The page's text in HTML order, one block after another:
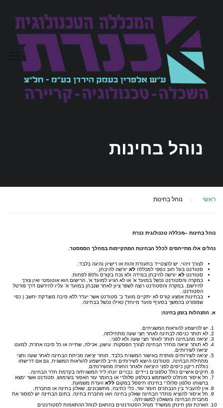
נוהל בחינות
ראשי נוהל בחינות
נוהל בחינות –מכללה טכנולוגית כנרת
נהלים אלו מתייחסים לכלל הבחינות המתקיימות במהלך הסמסטר.
לצורך זיהוי, יש להצטייד בתעודת זהות או רישיון נהיגה בלבד.
סטודנט בעל חוב כספי למכללה לא יורשה להיבחן.
סטודנט לא יורשה להיבחן במידה ולא נכח בקורס 80% לפחות.
במקרה והסטודנט נכשל במועד א’ או לא הגיע למועד א’, הרישום הוא אוטומטי ואין צורך
להירשם. במקרה והסטודנט רוצה לשפר ציון לאחר שנבחן במועד א’ עליו להירשם דרך פורטל
הסטודנט.
בבחינות אמצע קורס לא יתקיים מועד ב’ סטודנט אשר יעדר ללא סיבה מוצדקת יחשב ( כפי
שמפורט בהמשך בסעיף מועד מיוחד) כאילו נכשל בבחינה.
א. התנהלות בזמן בחינה:
יש להישמע להוראות המשגיחים.
לא תותר כניסה לבחינה לאחר חצי שעה מתחילתה.
יציאה מהבחינה תותר לאחר חצי שעה ולא לפני.
לא תותר יציאה מחדר הבחינה לצורך הפסקות: עישון, אכילה, שתייה או כל סיבה אחרת, למעט
יציאה לשירותים.
יציאה לשירותים מותרת באישור המשגיח בלבד. תותר יציאה מכיתת הבחינה לאחר שעה וחצי
מתחילת הבחינה. סטודנט היוצא לשירותים חייב להישמע להוראות המשגיח, גם אם דרישתו
כוללת ריקון כיסים לפני היציאה ולאחר החזרה מהשירותים.
תיקים אישיים כולל טלפונים ניידים כבויים יונחו ליד המשגיח/ה בקדמת חדר הבחינה.
חל איסור מוחלט להשתמש בטלפון סלולרי או בחומר עזר האסור בשימוש. סטודנט אשר ימצא
ברשותו טלפון סלולרי בחינתו תיפסל במקום ללא וועדת משמעת.
אין להעביר בין הנבחנים חומר עזר, כלי כתיבה, מחשבונים, שאלון בחינה או מחברת.
חל איסור להוציא מחדר הבחינה שאלון בחינה ו/או מחברת בחינה. בתום הבחינה יש למסור את
מחברת הבחינה והשאלון למשגיח/ה.
הארכת זמן תינתן ממשרד מנהל הסטודנטים בהתאם לנוהל ההתאמות לסטודנטים